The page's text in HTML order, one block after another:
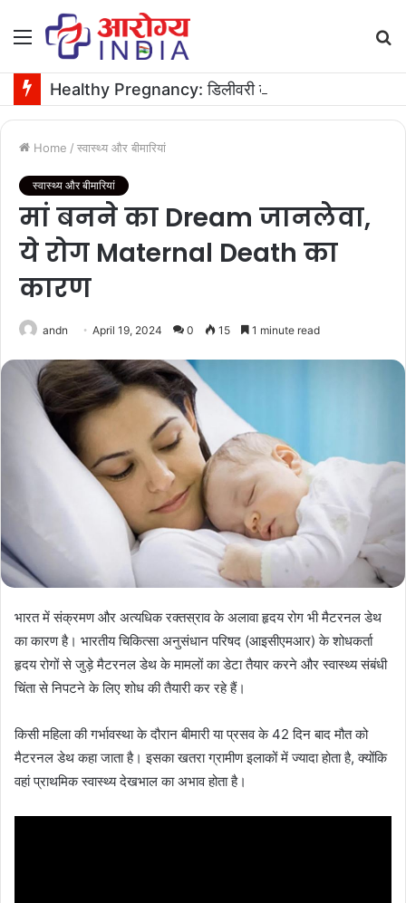
Menu
Home / स्वास्थ्य और बीमारियां
स्वास्थ्य और बीमारियां
मां बनने का Dream जानलेवा,
ये रोग Maternal Death का
कारण
andn April 19, 2024 0 15 1 minute read
भारत में संक्रमण और अत्यधिक रक्तस्राव के अलावा हृदय रोग भी मैटरनल डेथ
का कारण है। भारतीय चिकित्सा अनुसंधान परिषद (आइसीएमआर) के शोधकर्ता
हृदय रोगों से जुड़े मैटरनल डेथ के मामलों का डेटा तैयार करने और स्वास्थ्य संबंधी
चिंता से निपटने के लिए शोध की तैयारी कर रहे हैं।
किसी महिला की गर्भावस्था के दौरान बीमारी या प्रसव के 42 दिन बाद मौत को
मैटरनल डेथ कहा जाता है। इसका खतरा ग्रामीण इलाकों में ज्यादा होता है, क्योंकि
वहां प्राथमिक स्वास्थ्य देखभाल का अभाव होता है।